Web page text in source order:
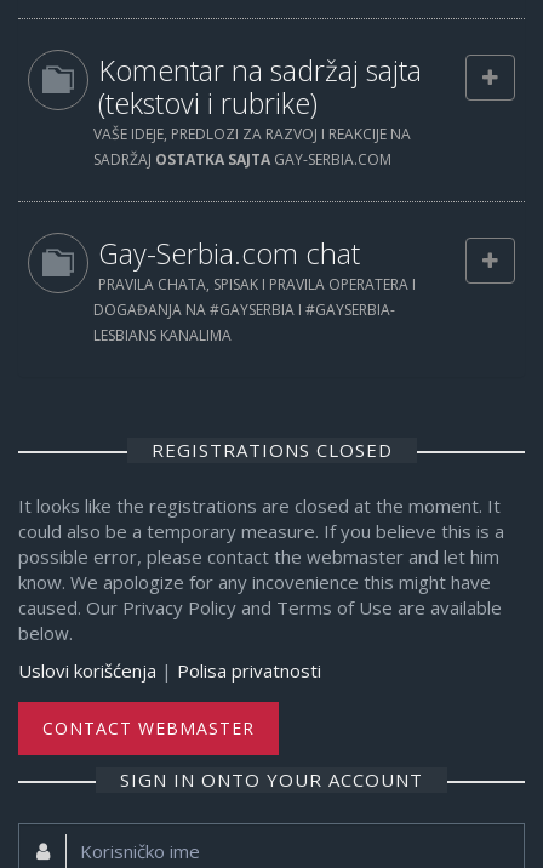
Komentar na sadržaj sajta
(tekstovi i rubrike)
VAŠE IDEJE, PREDLOZI ZA RAZVOJ I REAKCIJE NA
SADRŽAJ OSTATKA SAJTA GAY-SERBIA.COM
Gay-Serbia.com chat
PRAVILA CHATA, SPISAK I PRAVILA OPERATERA I
DOGAĐANJA NA #GAYSERBIA I #GAYSERBIA-
LESBIANS KANALIMA
REGISTRATIONS CLOSED
It looks like the registrations are closed at the moment. It
could also be a temporary measure. If you believe this is a
possible error, please contact the webmaster and let him
know. We apologize for any incovenience this might have
caused. Our Privacy Policy and Terms of Use are available
below.
Uslovi korišćenja | Polisa privatnosti
CONTACT WEBMASTER
SIGN IN ONTO YOUR ACCOUNT
Korisničko